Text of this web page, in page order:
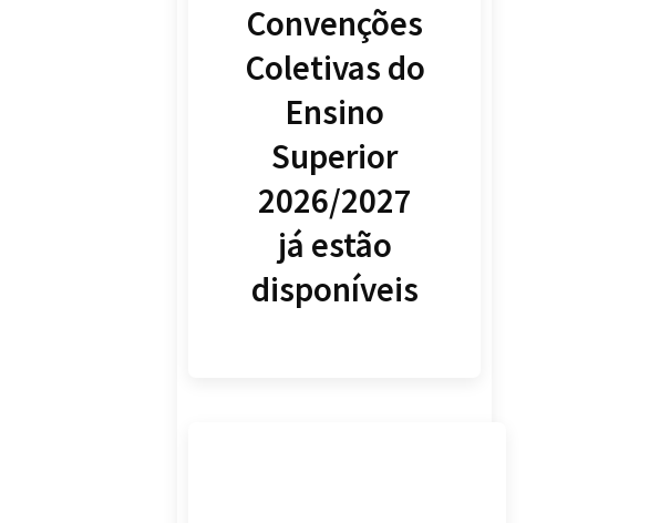
Convenções
Coletivas do
Ensino
Superior
2026/2027
já estão
disponíveis